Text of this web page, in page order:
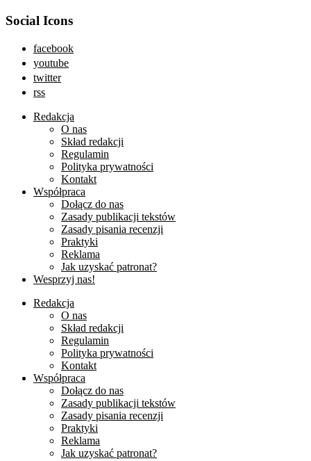
Social Icons
facebook
youtube
twitter
rss
Redakcja
O nas
Skład redakcji
Regulamin
Polityka prywatności
Kontakt
Współpraca
Dołącz do nas
Zasady publikacji tekstów
Zasady pisania recenzji
Praktyki
Reklama
Jak uzyskać patronat?
Wesprzyj nas!
Redakcja
O nas
Skład redakcji
Regulamin
Polityka prywatności
Kontakt
Współpraca
Dołącz do nas
Zasady publikacji tekstów
Zasady pisania recenzji
Praktyki
Reklama
Jak uzyskać patronat?